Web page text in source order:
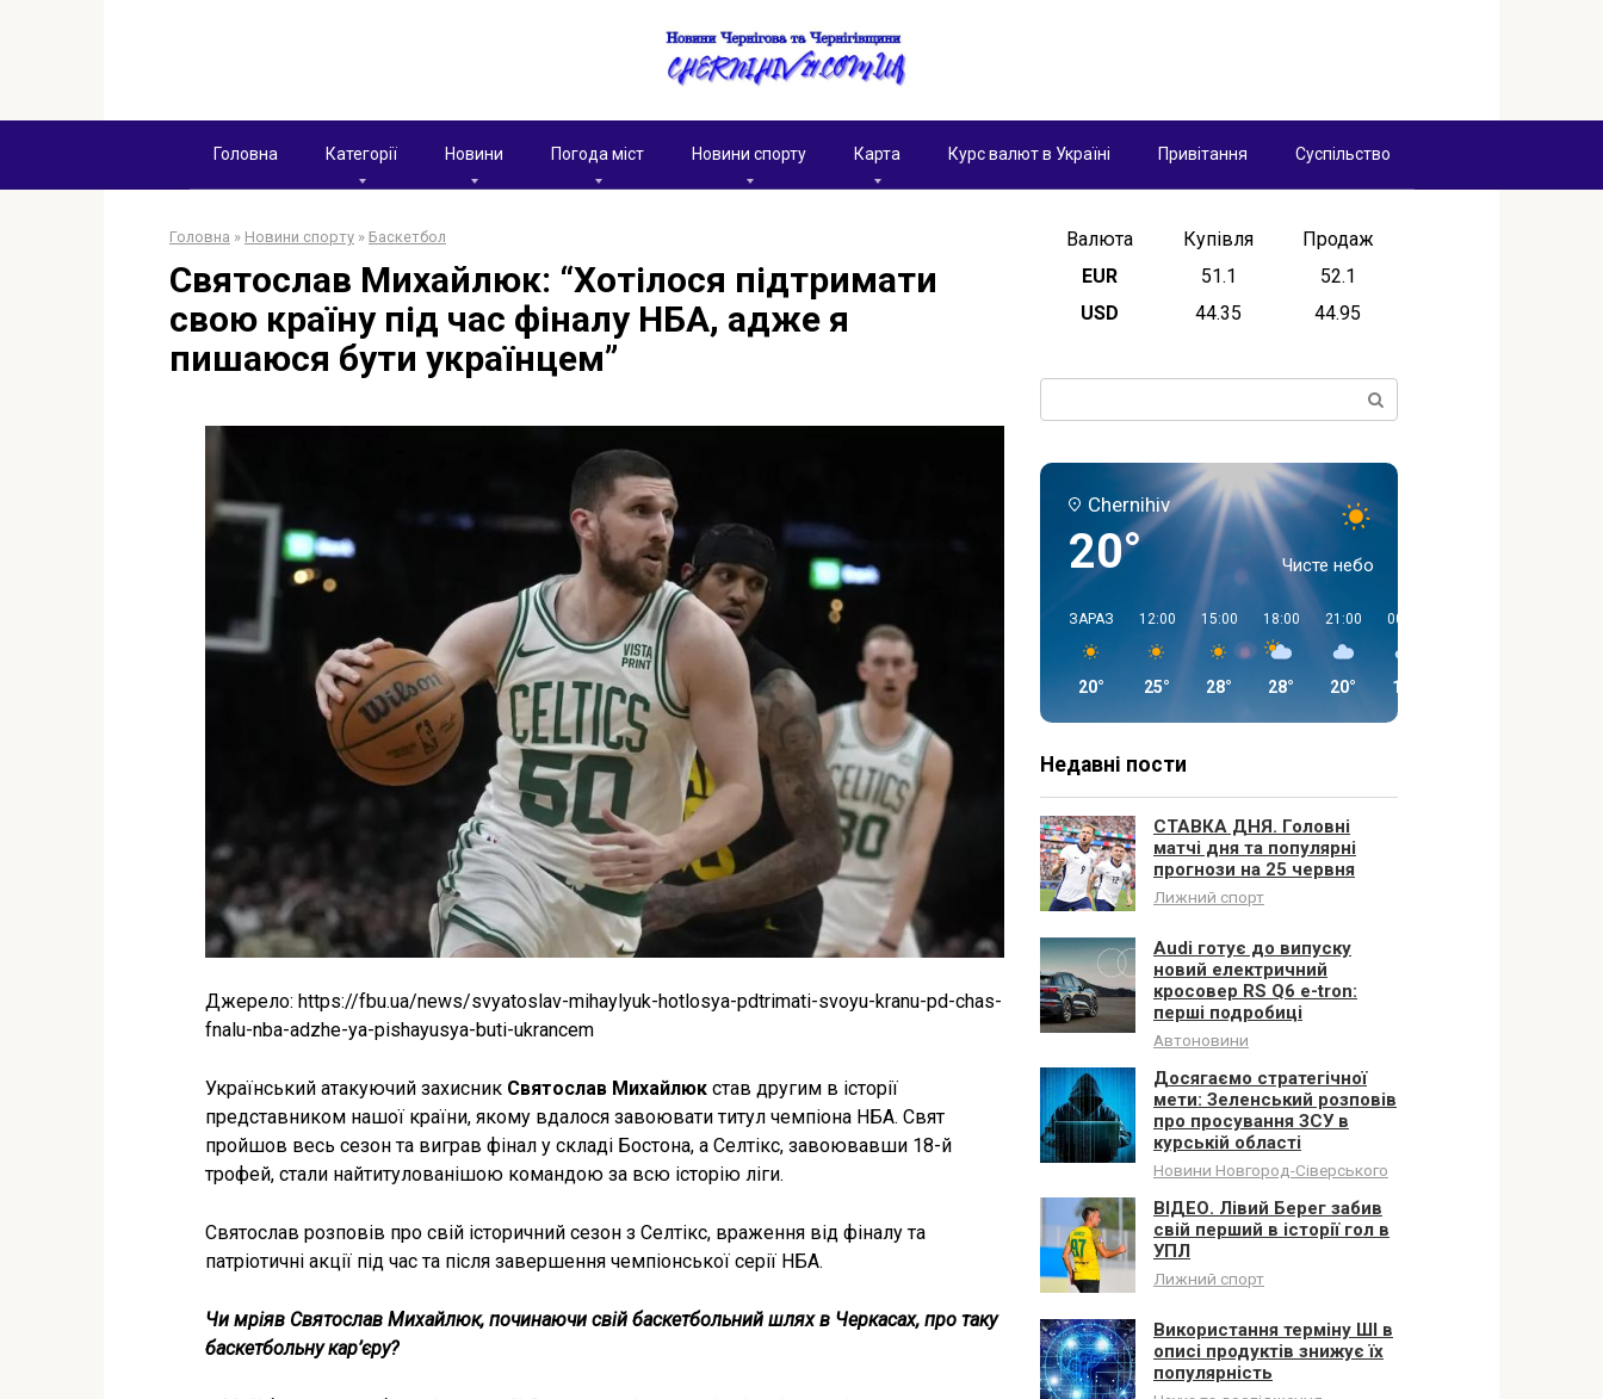
Головна Категорії Новини Погода міст Новини спорту Карта Курс валют в Україні Привітання Суспільство
Головна » Новини спорту » Баскетбол
Святослав Михайлюк: “Хотілося підтримати
свою країну під час фіналу НБА, адже я
пишаюся бути українцем”
Джерело: https://fbu.ua/news/svyatoslav-mihaylyuk-hotlosya-pdtrimati-svoyu-kranu-pd-chas-
fnalu-nba-adzhe-ya-pishayusya-buti-ukrancem
Український атакуючий захисник Святослав Михайлюк став другим в історії
представником нашої країни, якому вдалося завоювати титул чемпіона НБА. Свят
пройшов весь сезон та виграв фінал у складі Бостона, а Селтікс, завоювавши 18-й
трофей, стали найтитулованішою командою за всю історію ліги.
Святослав розповів про свій історичний сезон з Селтікс, враження від фіналу та
патріотичні акції під час та після завершення чемпіонської серії НБА.
Чи мріяв Святослав Михайлюк, починаючи свій баскетбольний шлях в Черкасах, про таку
баскетбольну кар’єру?
Валюта Купівля
Продаж
EUR
51.1
52.1
USD
44.35 44.95
Chernihiv
20° Чисте небо
ЗАРАЗ
20°
12:00
25°
15:00
28°
18:00
28°
21:00
20°
00:00
17°
Недавні пости
СТАВКА ДНЯ. Головні
матчі дня та популярні
прогнози на 25 червня
Лижний спорт
Audi готує до випуску
новий електричний
кросовер RS Q6 e-tron:
перші подробиці
Автоновини
Досягаємо стратегічної
мети: Зеленський розповів
про просування ЗСУ в
курській області
Новини Новгород-Сіверського
ВІДЕО. Лівий Берег забив
свій перший в історії гол в
УПЛ
Лижний спорт
Використання терміну ШІ в
описі продуктів знижує їх
популярність